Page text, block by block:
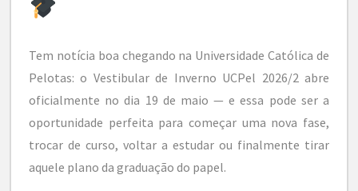
Tem notícia boa chegando na Universidade Católica de
Pelotas: o Vestibular de Inverno UCPel 2026/2 abre
oficialmente no dia 19 de maio — e essa pode ser a
oportunidade perfeita para começar uma nova fase,
trocar de curso, voltar a estudar ou finalmente tirar
aquele plano da graduação do papel.